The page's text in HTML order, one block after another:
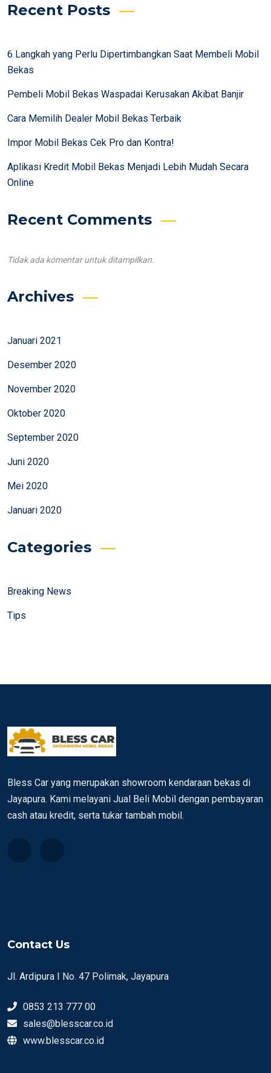
Recent Posts
6 Langkah yang Perlu Dipertimbangkan Saat Membeli Mobil
Bekas
Pembeli Mobil Bekas Waspadai Kerusakan Akibat Banjir
Cara Memilih Dealer Mobil Bekas Terbaik
Impor Mobil Bekas Cek Pro dan Kontra!
Aplikasi Kredit Mobil Bekas Menjadi Lebih Mudah Secara
Online
Recent Comments
Tidak ada komentar untuk ditampilkan.
Archives
Januari 2021
Desember 2020
November 2020
Oktober 2020
September 2020
Juni 2020
Mei 2020
Januari 2020
Categories
Breaking News
Tips
Bless Car yang merupakan showroom kendaraan bekas di
Jayapura. Kami melayani Jual Beli Mobil dengan pembayaran
cash atau kredit, serta tukar tambah mobil.
Contact Us
Jl. Ardipura I No. 47 Polimak, Jayapura
0853 213 777 00
sales@blesscar.co.id
www.blesscar.co.id